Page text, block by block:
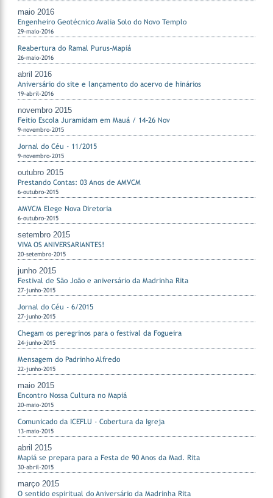
maio 2016
Engenheiro Geotécnico Avalia Solo do Novo Templo
29-maio-2016
Reabertura do Ramal Purus-Mapiá
26-maio-2016
abril 2016
Aniversário do site e lançamento do acervo de hinários
19-abril-2016
novembro 2015
Feitio Escola Juramidam em Mauá / 14-26 Nov
9-novembro-2015
Jornal do Céu - 11/2015
9-novembro-2015
outubro 2015
Prestando Contas: 03 Anos de AMVCM
6-outubro-2015
AMVCM Elege Nova Diretoria
6-outubro-2015
setembro 2015
VIVA OS ANIVERSARIANTES!
20-setembro-2015
junho 2015
Festival de São João e aniversário da Madrinha Rita
27-junho-2015
Jornal do Céu - 6/2015
27-junho-2015
Chegam os peregrinos para o festival da Fogueira
24-junho-2015
Mensagem do Padrinho Alfredo
22-junho-2015
maio 2015
Encontro Nossa Cultura no Mapiá
20-maio-2015
Comunicado da ICEFLU - Cobertura da Igreja
13-maio-2015
abril 2015
Mapiá se prepara para a Festa de 90 Anos da Mad. Rita
30-abril-2015
março 2015
O sentido espiritual do Aniversário da Madrinha Rita